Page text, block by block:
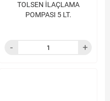
TOLSEN İLAÇLAMA
POMPASI 5 LT.